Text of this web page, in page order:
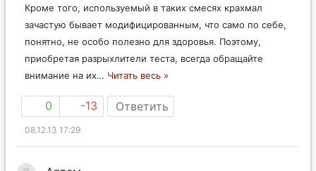
Кроме того, используемый в таких смесях крахмал
зачастую бывает модифицированным, что само по себе,
понятно, не особо полезно для здоровья. Поэтому,
приобретая разрыхлители теста, всегда обращайте
внимание на их… Читать весь »
0 -13 Ответить
08.12.13 17:29